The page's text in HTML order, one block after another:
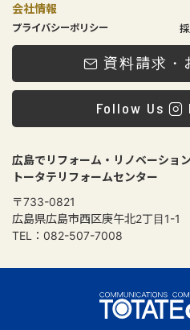
会社情報
会社概要
メンテナンスについて
プライバシーポリシー
資料請求・
Follow Us
広島でリフォーム・リノベーショ
トータテリフォームセンター
〒733-0821
広島県広島市西区庚午北2丁目1-1
TEL：082-507-7008